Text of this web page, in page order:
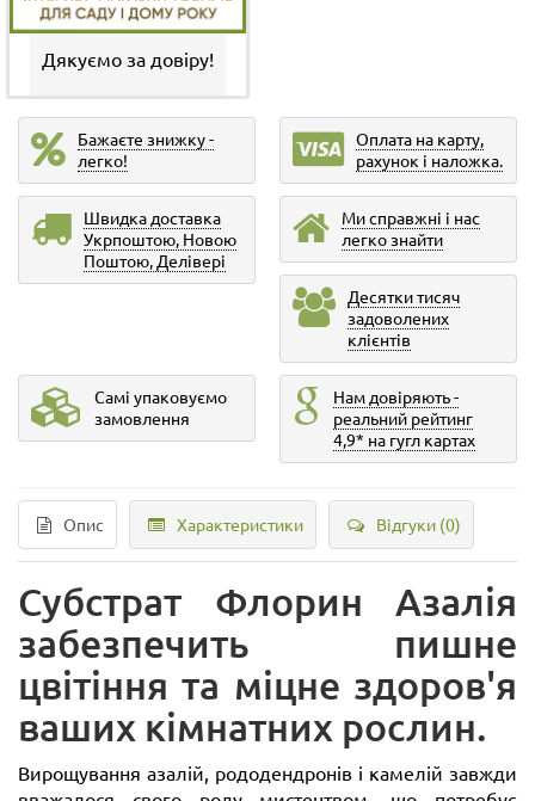
Дякуємо за довіру!
Бажаєте знижку -
легко!
Оплата на карту,
рахунок і наложка.
Швидка доставка
Укрпоштою, Новою
Поштою, Делівері
Ми справжні і нас
легко знайти
Десятки тисяч
задоволених
клієнтів
Самі упаковуємо
замовлення
Нам довіряють -
реальний рейтинг
4,9* на гугл картах
Опис Характеристики Відгуки (0)
Субстрат Флорин Азалія
забезпечить пишне
цвітіння та міцне здоров'я
ваших кімнатних рослин.
Вирощування азалій, рододендронів і камелій завжди